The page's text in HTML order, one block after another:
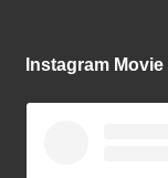
Instagram Movie